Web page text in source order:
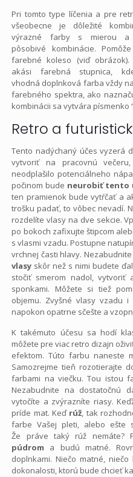
Pri tomto type líčenia a pre
všeobecne je dôležité
výrazné farby s mierou
pôsobivé kombinácie.
farebné koleso (viď obrázok).
akási farebná stupnica,
vhodná doplnková farba vždy
farebného spektra, ako
kombinácii sa vytvára písmenko
Retro a
Tento nadýchaný účes vyzerá
vytvoriť na pracovnú
neodplašilo potenciálneho
počinom bude neurobiť tento
ten pramienok bude vytŕčať a
trošku padať, to vôbec nevadí.
rozdelíte vlasy na dve sekcie.
po bokoch zafixujte štipcom
s vlasmi vzadu. Postupne
vrchnej časti hlavy.
vlasy skôr než s nimi budete
stočiť smerom nadol, vytvoriť
sponkami. Môžete si tiež
objemu. Zvyšné vlasy vzadu
napokon opatrne sčešte a
K takémuto účesu sa hodí
môžete pre viac retro dizajn
efektom. Túto farbu naneste
Samozrejme tieň rozotierajte
farbami na viečku. Tou istou
Nezabudnite na dostatočnú
vytočíte a zvýrazníte riasy.
príde mat. Keď rúž, tak
farbe Vašej pleti, alebo ešte
Že práve taký rúž nemáte?
púdrom a budú matné.
doplnkami. Niečo matné,
dokonalosti, ktorú bude chcieť